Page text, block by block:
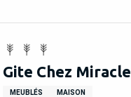
Gite Chez Miracle
MEUBLÉS MAISON